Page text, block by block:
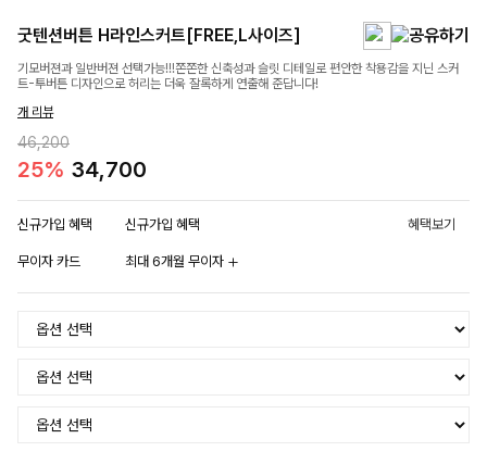
굿텐션버튼 H라인스커트[FREE,L사이즈]
기모버젼과 일반버젼 선택가능!!!쫀쫀한 신축성과 슬릿 디테일로 편안한 착용감을 지닌 스커
트-투버튼 디자인으로 허리는 더욱 잘록하게 연출해 준답니다!
개 리뷰
46,200
25% 34,700
신규가입 혜택 신규가입 혜택 혜택보기
무이자 카드 최대 6개월 무이자